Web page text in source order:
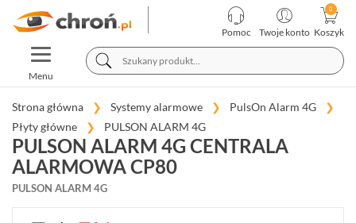
Pomoc Twoje konto Koszyk
TOGGLE
NAVIGATION
Menu
KATEGORIE
PRODUCENCI
TELEWIZJA
PRZEMYSŁOWA
ALARMOWE
SATEL
INTEGRA
(65)
Strona główna Systemy alarmowe
PulsOn Alarm 4G
Płyty główne
PULSON ALARM 4G
PULSON ALARM 4G CENTRALA
ALARMOWA CP80
PULSON ALARM 4G